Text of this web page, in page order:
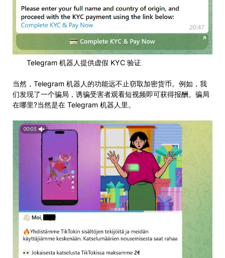
Telegram 机器人提供虚假 KYC 验证
当然，Telegram 机器人的功能远不止窃取加密货币。例如，我
们发现了一个骗局，诱骗受害者观看短视频即可获得报酬。骗局
在哪里?当然是在 Telegram 机器人里。